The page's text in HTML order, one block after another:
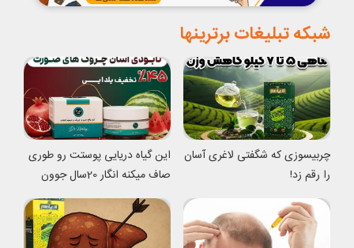
شبکه تبلیغات برترینها
چربیسوزی که شگفتی لاغری آسان
را رقم زد!
این گیاه دریایی پوستت رو طوری
صاف میکنه انگار 20سال جوون
شدی